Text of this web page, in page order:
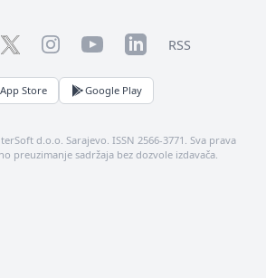
TwitterInstagramYouTubeLinkedInRSS
App Store Google Play
d.o.o. Sarajevo. ISSN 2566-3771. Sva prava
preuzimanje sadržaja bez dozvole izdavača.